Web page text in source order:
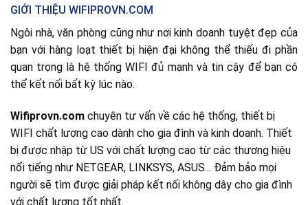
GIỚI THIỆU WIFIPROVN.COM
Ngôi nhà, văn phòng cũng như nơi kinh doanh tuyệt đẹp của
bạn với hàng loạt thiết bị hiện đại không thể thiếu đi phần
quan trọng là hệ thống WIFI đủ mạnh và tin cậy để bạn có
thể kết nối bất kỳ lúc nào.
Wifiprovn.com chuyên tư vấn về các hệ thống, thiết bị
WIFI chất lượng cao dành cho gia đình và kinh doanh. Thiết
bị được nhập từ US với chất lượng cao từ các thương hiệu
nổi tiếng như NETGEAR, LINKSYS, ASUS... Đảm bảo mọi
người sẽ tìm được giải pháp kết nối không dây cho gia đình
với chất lượng tốt nhất.